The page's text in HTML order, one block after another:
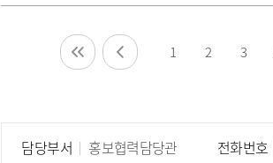
1 2 3
담당부서 홍보협력담당관 전화번호